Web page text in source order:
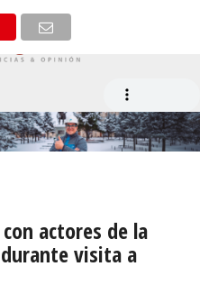
actores de la
visita a